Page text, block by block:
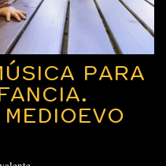
PARA